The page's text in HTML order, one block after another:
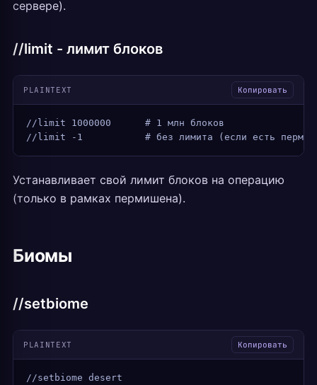
сервере).
//limit - лимит блоков
PLAINTEXT Копировать
//limit 1000000      # 1 млн блоков
//limit -1           # без лимита (если есть
Устанавливает свой лимит блоков на операцию
(только в рамках пермишена).
Биомы
//setbiome
PLAINTEXT Копировать
//setbiome desert